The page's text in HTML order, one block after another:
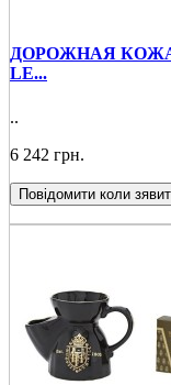
ДОРОЖНАЯ
LE...
..
6 242 грн.
Повідомити коли